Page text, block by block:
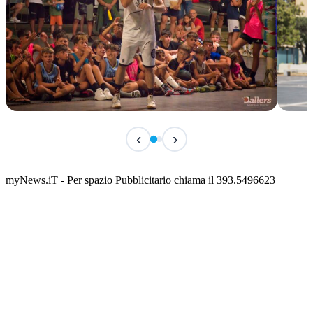
Classic Contest 3vs3 Memorial Michele
📅 6 Agosto 2026 · 09:00 · 📍 Lungomare C. Colombo
‹ ›
myNews.iT - Per spazio Pubblicitario chiama il 393.5496623